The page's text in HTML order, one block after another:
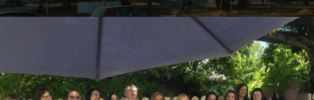
Општина Ковин On 25. maj 2026.